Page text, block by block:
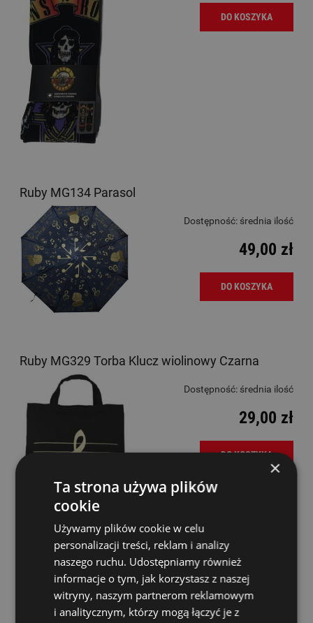
DO KOSZYKA
Ruby MG134 Parasol
Dostępność: średnia ilość
49,00 zł
DO KOSZYKA
Ruby MG329 Torba Klucz wiolinowy Czarna
Dostępność: średnia ilość
29,00 zł
DO KOSZYKA
Czapka z daszkiem firmowa
Dostępność:średnia ilość
×
Ta strona używa plików
cookie
Używamy plików cookie w celu
personalizacji treści, reklam i analizy
naszego ruchu. Udostępniamy również
informacje o tym, jak korzystasz z naszej
witryny, naszym partnerom reklamowym
i analitycznym, którzy mogą łączyć je z